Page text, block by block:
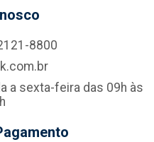
8800
a sexta-feira das 09h às